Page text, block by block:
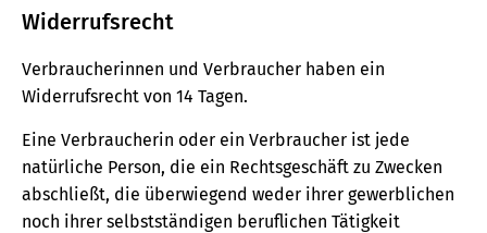
Widerrufsrecht
Verbraucherinnen und Verbraucher haben ein
Widerrufsrecht von 14 Tagen.
Eine Verbraucherin oder ein Verbraucher ist jede
natürliche Person, die ein Rechtsgeschäft zu Zwecken
abschließt, die überwiegend weder ihrer gewerblichen
noch ihrer selbstständigen beruflichen Tätigkeit